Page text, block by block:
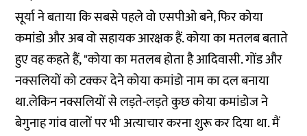
सूर्या ने बताया कि सबसे पहले वो एसपीओ बने, फिर कोया
कमांडो और अब वो सहायक आरक्षक हैं. कोया का मतलब बताते
हुए वह कहते हैं, "कोया का मतलब होता है आदिवासी. गोंड और
नक्सलियों को टक्कर देने कोया कमांडो नाम का दल बनाया
था.लेकिन नक्सलियों से लड़ते-लड़ते कुछ कोया कमांडोज ने
बेगुनाह गांव वालों पर भी अत्याचार करना शुरू कर दिया था. मैं